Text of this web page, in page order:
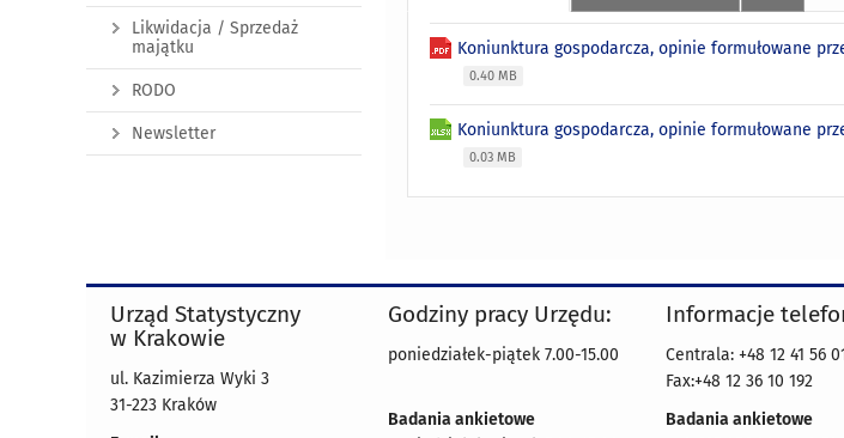
Koniunktura gospodarcza, opinie formułowane
0.40 MB
Koniunktura gospodarcza, opinie formułowane
0.03 MB
Likwidacja / Sprzedaż
majątku
RODO
Newsletter
Urząd Statystyczny
w Krakowie
ul. Kazimierza Wyki 3
31-223 Kraków
Godziny pracy Urzędu:
poniedziałek-piątek 7.00-15.00
Badania ankietowe
Informacje
Centrala: +48 12 41 56
Fax:+48 12 36 10 192
Badania ankietowe